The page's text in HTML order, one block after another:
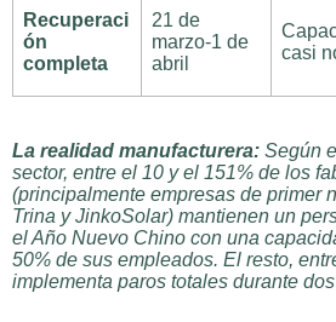
Recuperaci
ón
completa
21 de
marzo-1 de
abril
casi
La realidad manufacturera: Según
sector, entre el 10 y el 151% de los
(principalmente empresas de primer
Trina y JinkoSolar) mantienen un
el Año Nuevo Chino con una
50% de sus empleados. El resto,
implementa paros totales durante